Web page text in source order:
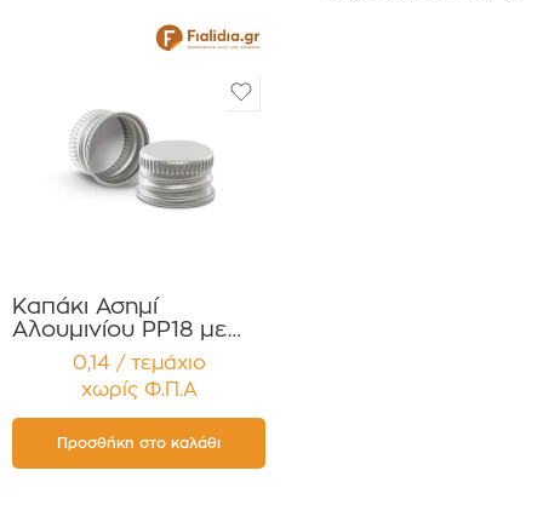
Καπάκι Ασημί
Αλουμινίου PP18 με
επένδυση , Στεγανό
Συσκευασία 12
τεμαχίων
0,14 / τεμάχιο
χωρίς Φ.Π.Α
Προσθήκη στο καλάθι